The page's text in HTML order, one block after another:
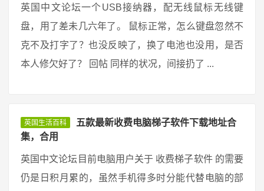
英国中文论坛一个USB接纳器，配无线鼠标无线键
盘，用了差未几六年了。 鼠标正常，怎么键盘忽然不
克不及打字了？也没反映了，换了电池也没用，是否
本人修欠好了？ 回帖 同样的状况，间接扔了 ...
英国生活百科
五款最新收费电脑梯子软件下载地址合
集，合用
英国中文论坛目前电脑用户关于 收费梯子软件 的需要
仍是日积月累的，虽然手机得多时分能代替电脑的部